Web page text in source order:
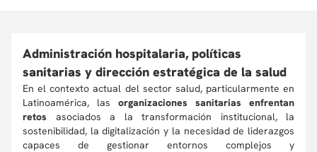
Administración hospitalaria, políticas
sanitarias y dirección estratégica de la salud
En el contexto actual del sector salud, particularmente en
Latinoamérica, las organizaciones sanitarias enfrentan
retos asociados a la transformación institucional, la
sostenibilidad, la digitalización y la necesidad de liderazgos
capaces de gestionar entornos complejos y